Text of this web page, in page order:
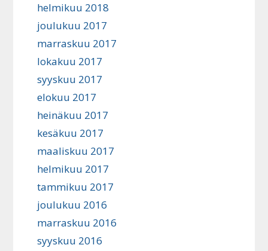
helmikuu 2018
joulukuu 2017
marraskuu 2017
lokakuu 2017
syyskuu 2017
elokuu 2017
heinäkuu 2017
kesäkuu 2017
maaliskuu 2017
helmikuu 2017
tammikuu 2017
joulukuu 2016
marraskuu 2016
syyskuu 2016